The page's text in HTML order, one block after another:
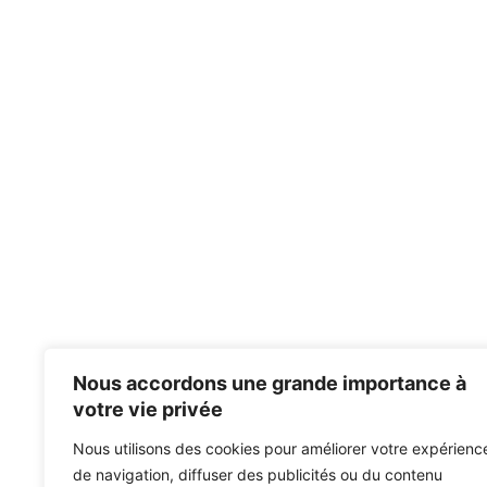
Nous accordons une grande importance à
votre vie privée
Nous utilisons des cookies pour améliorer votre
de navigation, diffuser des publicités ou du contenu